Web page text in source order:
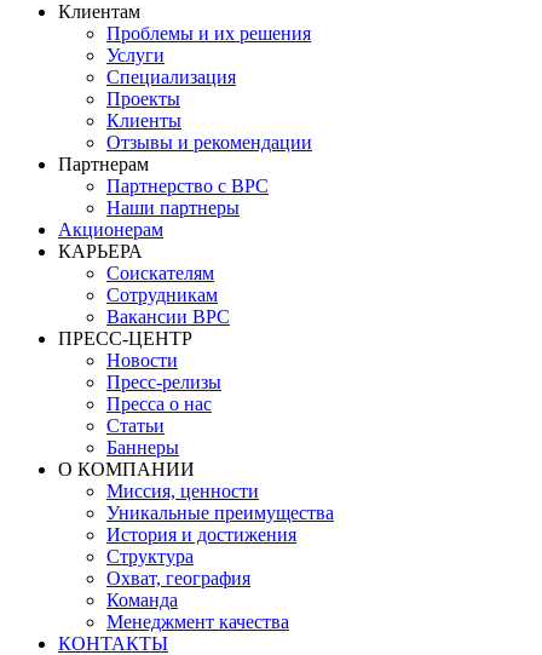
Клиентам
Проблемы и их решения
Услуги
Специализация
Проекты
Клиенты
Отзывы и рекомендации
Партнерам
Партнерство с BPC
Наши партнеры
Акционерам
КАРЬЕРА
Соискателям
Сотрудникам
Вакансии BPC
ПРЕСС-ЦЕНТР
Новости
Пресс-релизы
Пресса о нас
Статьи
Баннеры
О КОМПАНИИ
Миссия, ценности
Уникальные преимущества
История и достижения
Структура
Охват, география
Команда
Менеджмент качества
КОНТАКТЫ